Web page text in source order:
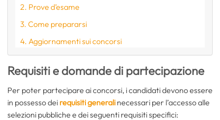
Prove d’esame
Come prepararsi
Aggiornamenti sui concorsi
Requisiti e domande di partecipazione
Per poter partecipare ai concorsi, i candidati devono essere
in possesso dei requisiti generali necessari per l’accesso alle
selezioni pubbliche e dei seguenti requisiti specifici: